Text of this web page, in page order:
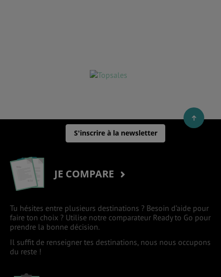
S'inscrire à la newsletter
JE COMPARE
Tu hésites entre plusieurs destinations ? Besoin d’aide pour
faire ton choix ? Utilise notre comparateur Ready to Go pour
prendre la bonne décision.
Il suffit de renseigner tes destinations, nous nous occupons
du reste !